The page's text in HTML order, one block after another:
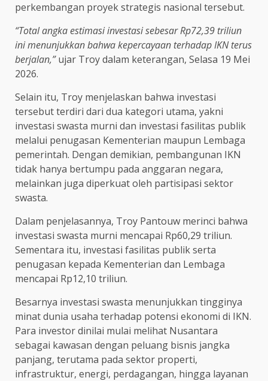
perkembangan proyek strategis nasional tersebut.
“Total angka estimasi investasi sebesar Rp72,39 triliun
ini menunjukkan bahwa kepercayaan terhadap IKN terus
berjalan,”ujar Troy dalam keterangan, Selasa 19 Mei
2026.
Selain itu, Troy menjelaskan bahwa investasi
tersebut terdiri dari dua kategori utama, yakni
investasi swasta murni dan investasi fasilitas publik
melalui penugasan Kementerian maupun Lembaga
pemerintah. Dengan demikian, pembangunan IKN
tidak hanya bertumpu pada anggaran negara,
melainkan juga diperkuat oleh partisipasi sektor
swasta.
Dalam penjelasannya, Troy Pantouw merinci bahwa
investasi swasta murni mencapai Rp60,29 triliun.
Sementara itu, investasi fasilitas publik serta
penugasan kepada Kementerian dan Lembaga
mencapai Rp12,10 triliun.
Besarnya investasi swasta menunjukkan tingginya
minat dunia usaha terhadap potensi ekonomi di IKN.
Para investor dinilai mulai melihat Nusantara
sebagai kawasan dengan peluang bisnis jangka
panjang, terutama pada sektor properti,
infrastruktur, energi, perdagangan, hingga layanan